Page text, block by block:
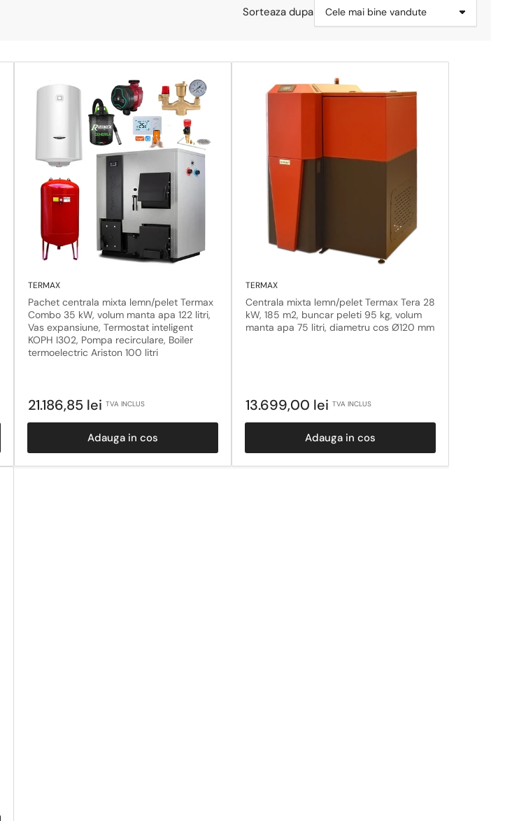
Sorteaza dupa
TERMAX
Pachet centrala mixta lemn/pelet Termax
Combo 35 kW, volum manta apa 122 litri,
Vas expansiune, Termostat inteligent
KOPH I302, Pompa recirculare, Boiler
termoelectric Ariston 100 litri
Pret
21.186,85 lei TVA INCLUS
Adauga in cos
TERMAX
Centrala mixta lemn/pelet Termax Tera 28
kW, 185 m2, buncar peleti 95 kg, volum
manta apa 75 litri, diametru cos Ø120 mm
Pret
13.699,00 lei TVA INCLUS
Adauga in cos